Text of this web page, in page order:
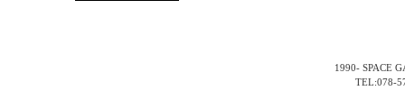
1990- SPACE
TEL:078-